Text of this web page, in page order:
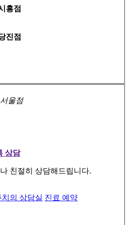
흥점
진점
서울점
상담
친절히 상담해드립니다.
치의 상담실 진료 예약